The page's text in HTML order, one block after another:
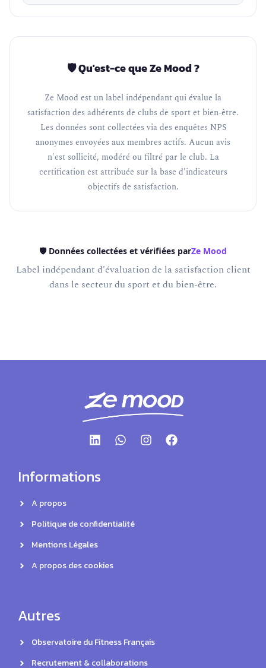
🛡️ Qu'est-ce que Ze Mood ?
Ze Mood est un label indépendant qui évalue la
satisfaction des adhérents de clubs de sport et bien-être.
Les données sont collectées via des enquêtes NPS
anonymes envoyées aux membres actifs. Aucun avis
n'est sollicité, modéré ou filtré par le club. La
certification est attribuée sur la base d'indicateurs
objectifs de satisfaction.
🛡️ Données collectées et vérifiées parZe Mood
Label indépendant d'évaluation de la satisfaction client
dans le secteur du sport et du bien-être.
Informations
A propos
Politique de confidentialité
Mentions Légales
A propos des cookies
Autres
Observatoire du Fitness Français
Recrutement & collaborations